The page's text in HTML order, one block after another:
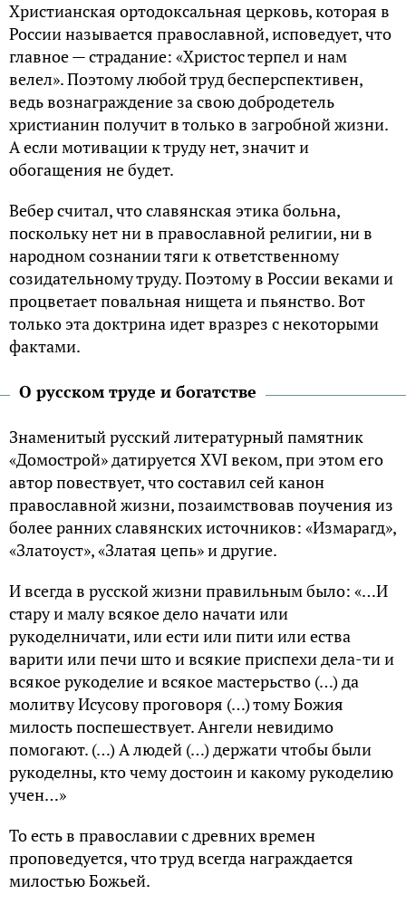
Христианская ортодоксальная церковь, которая в
России называется православной, исповедует, что
главное — страдание: «Христос терпел и нам
велел». Поэтому любой труд бесперспективен,
ведь вознаграждение за свою добродетель
христианин получит в только в загробной жизни.
А если мотивации к труду нет, значит и
обогащения не будет.
Вебер считал, что славянская этика больна,
поскольку нет ни в православной религии, ни в
народном сознании тяги к ответственному
созидательному труду. Поэтому в России веками и
процветает повальная нищета и пьянство. Вот
только эта доктрина идет вразрез с некоторыми
фактами.
О русском труде и богатстве
Знаменитый русский литературный памятник
«Домострой» датируется XVI веком, при этом его
автор повествует, что составил сей канон
православной жизни, позаимствовав поучения из
более ранних славянских источников: «Измарагд»,
«Златоуст», «Златая цепь» и другие.
И всегда в русской жизни правильным было: «…И
стару и малу всякое дело начати или
рукоделничати, или ести или пити или ества
варити или печи што и всякие приспехи дела-ти и
всякое рукоделие и всякое мастерьство (…) да
молитву Исусову проговоря (…) тому Божия
милость поспешествует. Ангели невидимо
помогают. (…) А людей (…) держати чтобы были
рукоделны, кто чему достоин и какому рукоделию
учен…»
То есть в православии с древних времен
проповедуется, что труд всегда награждается
милостью Божьей.